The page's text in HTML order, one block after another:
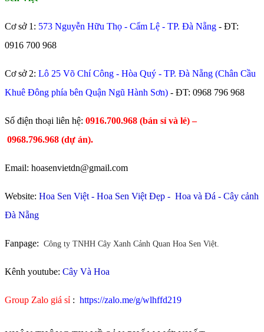
Cơ sở 1: 573 Nguyễn Hữu Thọ - Cẩm Lệ - TP. Đà Nẵng - ĐT:
0916 700 968
Cơ sở 2: Lô 25 Võ Chí Công - Hòa Quý - TP. Đà Nẵng (Chân Cầu
Khuê Đông phía bên Quận Ngũ Hành Sơn) - ĐT: 0968 796 968
​Số điện thoại liên hệ: 0916.700.968 (bán sỉ và lẻ) –
0968.796.968 (dự án).
Email: hoasenvietdn@gmail.com
Website: Hoa Sen Việt - Hoa Sen Việt Đẹp - Hoa và Đá - Cây cảnh
Đà Nẵng
Fanpage: Công ty TNHH Cây Xanh Cảnh Quan Hoa Sen Việt.
Kênh youtube: Cây Và Hoa
Group Zalo giá sỉ : https://zalo.me/g/wlhffd219